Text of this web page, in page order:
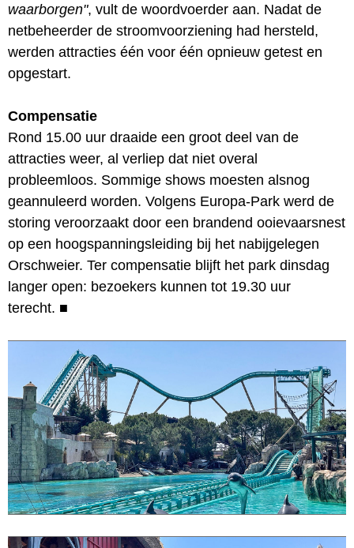
waarborgen", vult de woordvoerder aan. Nadat de
netbeheerder de stroomvoorziening had hersteld,
werden attracties één voor één opnieuw getest en
opgestart.
Compensatie
Rond 15.00 uur draaide een groot deel van de
attracties weer, al verliep dat niet overal
probleemloos. Sommige shows moesten alsnog
geannuleerd worden. Volgens Europa-Park werd de
storing veroorzaakt door een brandend ooievaarsnest
op een hoogspanningsleiding bij het nabijgelegen
Orschweier. Ter compensatie blijft het park dinsdag
langer open: bezoekers kunnen tot 19.30 uur
terecht. ■